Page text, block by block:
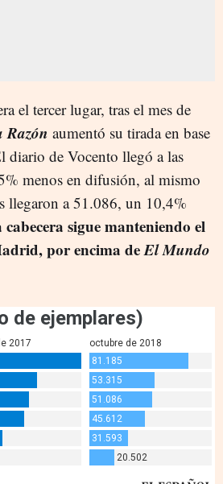
el tercer lugar, tras el mes de
Razón aumentó su tirada en base
diario de Vocento llegó a las
menos en difusión, al mismo
llegaron a 51.086, un 10,4%
sigue manteniendo el
por encima deEl Mundo